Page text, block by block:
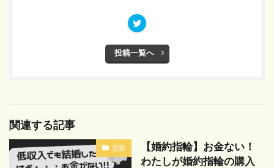
投稿一覧へ
関連する記事
恋愛
【婚約指輪】お金ない！
わたしが婚約指輪の購入